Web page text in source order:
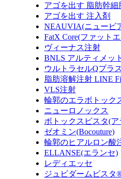
アゴを出す 脂肪幹細
アゴを出す 注入剤
NEAUVIA(ニュービ
FatX Core(ファット
ヴィーナス注射
BNLS アルティメット
ウルトラセルQプラ
脂肪溶解注射 LINE
VLS注射
輪郭のエラボトック
ニューロノックス
ボトックスビスタ(
ゼオミン(Bocouture)
輪郭のヒアルロン酸
ELLANSE(エランセ)
レディエッセ
ジュビダームビスタ